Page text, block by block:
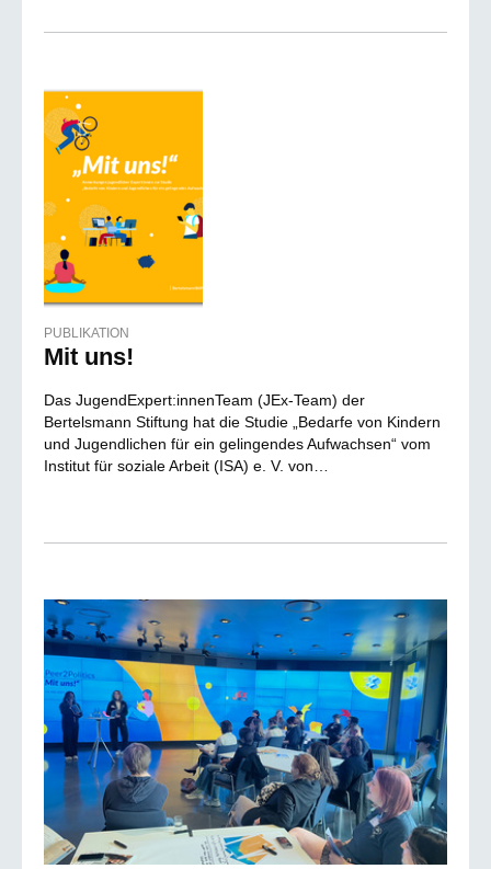
PUBLIKATION
Mit uns!
Das JugendExpert:innenTeam (JEx-Team) der
Bertelsmann Stiftung hat die Studie „Bedarfe von Kindern
und Jugendlichen für ein gelingendes Aufwachsen“ vom
Institut für soziale Arbeit (ISA) e. V. von…